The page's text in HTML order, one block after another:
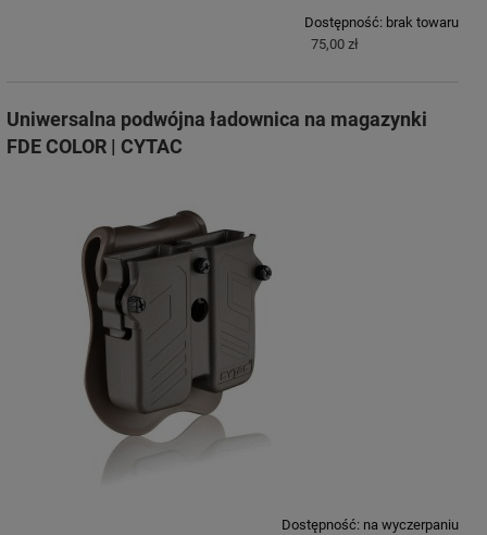
Dostępność: brak towaru
75,00 zł
Uniwersalna podwójna ładownica na magazynki
FDE COLOR | CYTAC
Dostępność: na wyczerpaniu